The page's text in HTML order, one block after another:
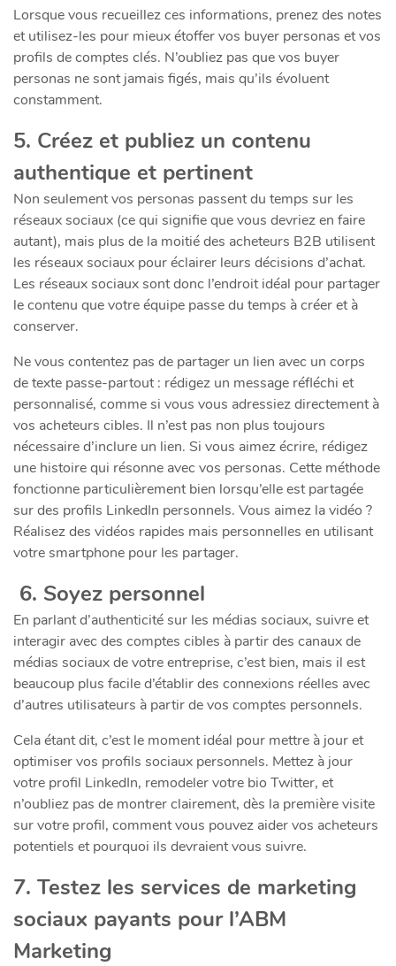
Lorsque vous recueillez ces informations, prenez des notes
et utilisez-les pour mieux étoffer vos buyer personas et vos
profils de comptes clés. N’oubliez pas que vos buyer
personas ne sont jamais figés, mais qu’ils évoluent
constamment.
5. Créez et publiez un contenu
authentique et pertinent
Non seulement vos personas passent du temps sur les
réseaux sociaux (ce qui signifie que vous devriez en faire
autant), mais plus de la moitié des acheteurs B2B utilisent
les réseaux sociaux pour éclairer leurs décisions d’achat.
Les réseaux sociaux sont donc l’endroit idéal pour partager
le contenu que votre équipe passe du temps à créer et à
conserver.
Ne vous contentez pas de partager un lien avec un corps
de texte passe-partout : rédigez un message réfléchi et
personnalisé, comme si vous vous adressiez directement à
vos acheteurs cibles. Il n’est pas non plus toujours
nécessaire d’inclure un lien. Si vous aimez écrire, rédigez
une histoire qui résonne avec vos personas. Cette méthode
fonctionne particulièrement bien lorsqu’elle est partagée
sur des profils LinkedIn personnels. Vous aimez la vidéo ?
Réalisez des vidéos rapides mais personnelles en utilisant
votre smartphone pour les partager.
6. Soyez personnel
En parlant d’authenticité sur les médias sociaux, suivre et
interagir avec des comptes cibles à partir des canaux de
médias sociaux de votre entreprise, c’est bien, mais il est
beaucoup plus facile d’établir des connexions réelles avec
d’autres utilisateurs à partir de vos comptes personnels.
Cela étant dit, c’est le moment idéal pour mettre à jour et
optimiser vos profils sociaux personnels. Mettez à jour
votre profil LinkedIn, remodeler votre bio Twitter, et
n’oubliez pas de montrer clairement, dès la première visite
sur votre profil, comment vous pouvez aider vos acheteurs
potentiels et pourquoi ils devraient vous suivre.
7. Testez les services de marketing
sociaux payants pour l’ABM
Marketing